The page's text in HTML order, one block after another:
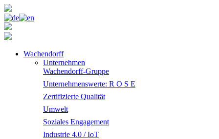
Wachendorff
Unternehmen
Wachendorff-Gruppe
Unternehmenswerte: R O S E
Zertifizierte Qualität
Umwelt
Soziales Engagement
Industrie 4.0 / IoT